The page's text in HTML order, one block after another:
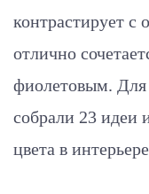
контрастирует с
отлично
фиолетовым.
собрали 23 идеи
цвета в